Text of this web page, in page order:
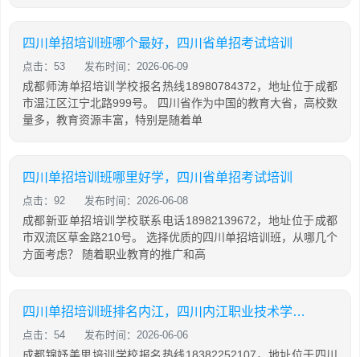
四川单招培训班哪个最好，四川省单招考试培训
点击：53 发布时间：2026-06-09
成都师涛单招培训学校报名热线18980784372，地址位于成都
市温江区江宁北路999号。 四川省作为中国的教育大省，高校数
量多，教育资源丰富，特别是随着单
四川单招培训班哪里好学，四川省单招考试培训
点击：92 发布时间：2026-06-08
成都新亚单招培训学校联系电话18982139672，地址位于成都
市双流区草金路210号。 选择优质的四川单招培训班，从哪几个
方面考虑？ 随着职业教育的推广和高
四川单招培训班排名内江，四川内江职业技术学校单招
点击：54 发布时间：2026-06-06